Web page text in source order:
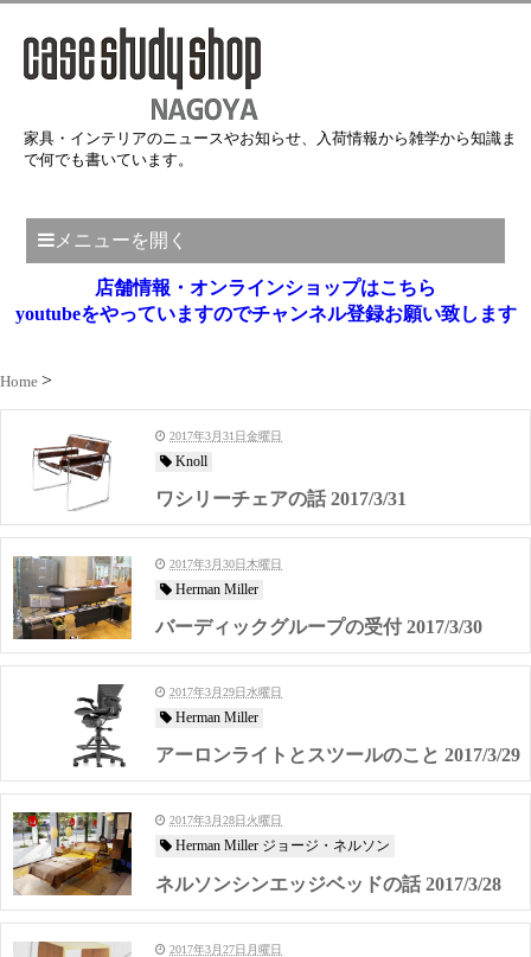
家具・インテリアのニュースやお知らせ、入荷情報から雑学から知識ま
で何でも書いています。
メニューを開く
店舗情報・オンラインショップはこちら
youtubeをやっていますのでチャンネル登録お願い致します
Home
2017年3月31日金曜日
Knoll
ワシリーチェアの話 2017/3/31
2017年3月30日木曜日
Herman Miller
バーディックグループの受付 2017/3/30
2017年3月29日水曜日
Herman Miller
アーロンライトとスツールのこと 2017/3/29
2017年3月28日火曜日
Herman Miller ジョージ・ネルソン
ネルソンシンエッジベッドの話 2017/3/28
2017年3月27日月曜日